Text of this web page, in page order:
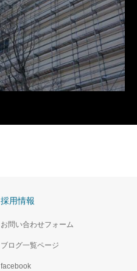
採用情報
お問い合わせフォーム
ブログ一覧ページ
facebook